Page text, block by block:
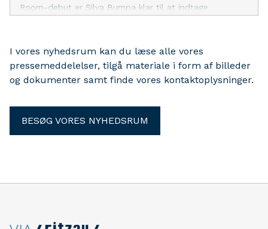
Room-debut er Silva Bumpa klar til at indtage
I vores nyhedsrum kan du læse alle vores
pressemeddelelser, tilgå materiale i form af billeder
og dokumenter samt finde vores kontaktoplysninger.
BESØG VORES NYHEDSRUM